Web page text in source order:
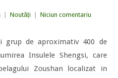
Noutăți Niciun comentariu
grup de aproximativ 400 de
Insulele Shengsi, care
Zoushan localizat in